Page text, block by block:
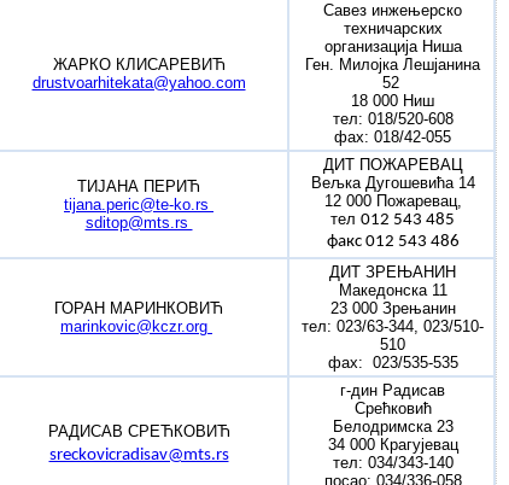
ЖАРКО КЛИСАРЕВИЋ
drustvoarhitekata@yahoo.com
Савез инжењерско
техничарских
организација Ниша
Ген. Милојка Лешјанина
52
18 000 Ниш
тел: 018/520-608
фаx: 018/42-055
ТИЈАНА ПЕРИЋ
tijana.peric@te-ko.rs
sditop@mts.rs
ДИТ ПОЖАРЕВАЦ
Вељка Дугошевића 14
12 000 Пожаревац,
тел 012 543 485
факс 012 543 486
ГОРАН МАРИНКОВИЋ
marinkovic@kczr.org
ДИТ ЗРЕЊАНИН
Македонска 11
23 000 Зрењанин
тел: 023/63-344, 023/510-
510
фаx: 023/535-535
РАДИСАВ СРЕЋКОВИЋ
sreckovicradisav@mts.rs
г-дин Радисав
Срећковић
Белодримска 23
34 000 Крагујевац
тел: 034/343-140
посао: 034/336-058